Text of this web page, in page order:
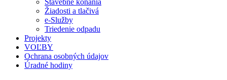
Stavebné konania
Žiadosti a tlačivá
e-Služby
Triedenie odpadu
Projekty
VOĽBY
Ochrana osobných údajov
Úradné hodiny